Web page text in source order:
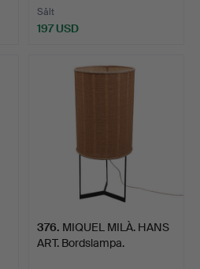
Sålt
197 USD
376. MIQUEL MILÀ. HANS
ART. Bordslampa.